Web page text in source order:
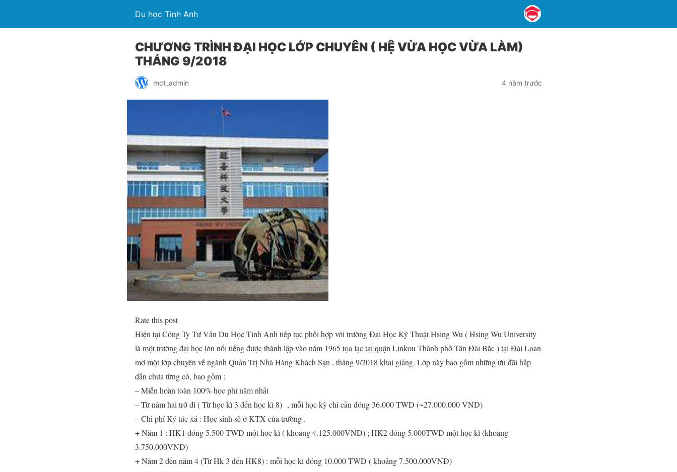
Du học Tinh Anh
CHƯƠNG TRÌNH ĐẠI HỌC LỚP CHUYÊN ( HỆ VỪA HỌC VỪA LÀM)
THÁNG 9/2018
mct_admin 4 năm trước
Rate this post
Hiện tại Công Ty Tư Vấn Du Học Tinh Anh tiếp tục phối hợp với trường Đại Học Kỹ Thuật Hsing Wu ( Hsing Wu University
là một trường đại học lớn nổi tiếng được thành lập vào năm 1965 tọa lạc tại quận Linkou Thành phố Tân Đài Bắc ) tại Đài Loan
mở một lớp chuyên về ngành Quản Trị Nhà Hàng Khách Sạn , tháng 9/2018 khai giảng. Lớp này bao gồm những ưu đãi hấp
dẫn chưa từng có, bao gồm :
– Miễn hoàn toàn 100% học phí năm nhất
– Từ năm hai trở đi ( Từ học kì 3 đến học kì 8) , mỗi học kỳ chỉ cần đóng 36.000 TWD (~27.000.000 VND)
– Chi phí Ký túc xá : Học sinh sẽ ở KTX của trường .
+ Năm 1 : HK1 đóng 5.500 TWD một học kì ( khoảng 4.125.000VNĐ) ; HK2 đóng 5.000TWD một học kì (khoảng
3.750.000VNĐ)
+ Năm 2 đến năm 4 (Từ Hk 3 đến HK8) : mỗi học kì đóng 10.000 TWD ( khoảng 7.500.000VNĐ)